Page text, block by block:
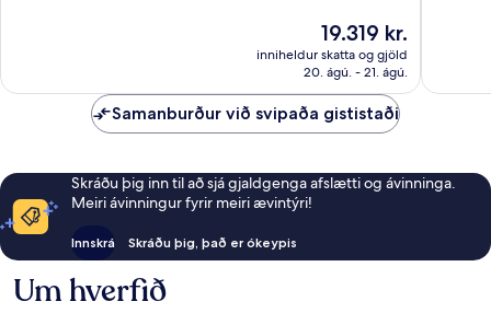
Verðið
er
19.319 kr.
19.319 kr.
inniheldur skatta og gjöld
20. ágú. - 21. ágú.
Samanburður við svipaða gististaði
Skráðu þig inn til að sjá gjaldgenga afslætti og ávinninga.
Meiri ávinningur fyrir meiri ævintýri!
Innskrá Skráðu þig, það er ókeypis
Um hverfið